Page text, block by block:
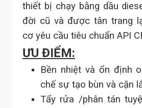
thiết bị chạy bằng dầu
đời cũ và được tân trang
cơ yêu cầu tiêu chuẩn API
ƯU ĐIỂM:
Bền nhiệt và ổn định
chế sự tạo bùn và cặn
Tẩy rửa /phân tán